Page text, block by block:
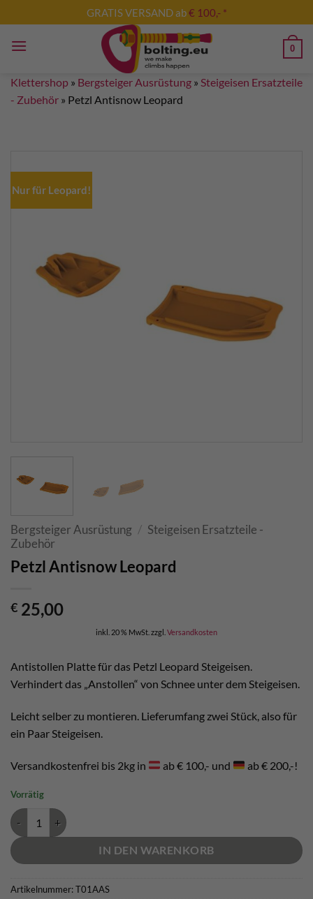
Inhalt
springen
GRATIS VERSAND ab€ 100,- *
0
Klettershop » Bergsteiger Ausrüstung » Steigeisen Ersatzteile
- Zubehör » Petzl Antisnow Leopard
Nur für Leopard!
Bergsteiger Ausrüstung / Steigeisen Ersatzteile -
Zubehör
Petzl Antisnow Leopard
€ 25,00
inkl. 20 % MwSt. zzgl. Versandkosten
Antistollen Platte für das Petzl Leopard Steigeisen.
Verhindert das „Anstollen“ von Schnee unter dem Steigeisen.
Leicht selber zu montieren. Lieferumfang zwei Stück, also für
ein Paar Steigeisen.
Versandkostenfrei bis 2kg in ab € 100,- und ab € 200,-!
Vorrätig
Petzl Antisnow Leopard Menge
IN DEN WARENKORB
Artikelnummer:T01AAS